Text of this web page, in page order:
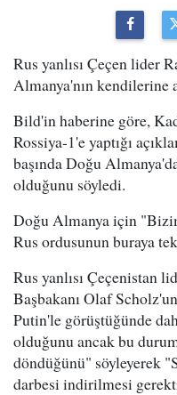
Rus yanlısı Çeçen lider
Almanya'nın kendilerine
Bild'in haberine göre,
Rossiya-1'e yaptığı
başında Doğu
olduğunu söyledi.
Doğu Almanya için
Rus ordusunun buraya
Rus yanlısı Çeçenistan
Başbakanı Olaf
Putin'le görüştüğünde
olduğunu ancak bu
döndüğünü" söyleyerek
darbesi indirilmesi